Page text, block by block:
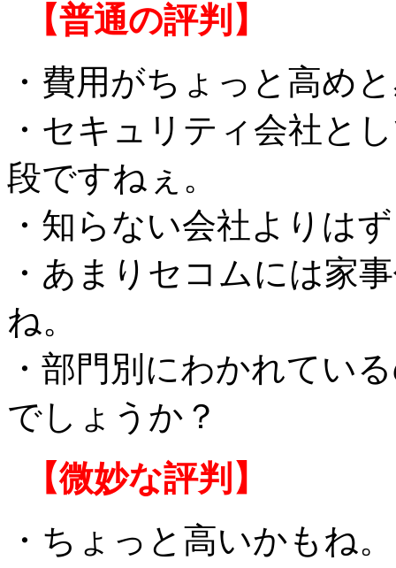
【普通の評判】
・費用がちょっと高め
・セキュリティ会社と
段ですねぇ。
・知らない会社よりは
・あまりセコムには家
ね。
・部門別にわかれてい
でしょうか？
【微妙な評判】
・ちょっと高いかもね。